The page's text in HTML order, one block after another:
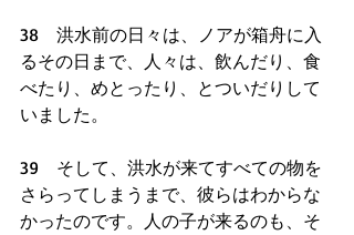
38　洪水前の日々は、ノアが箱舟に入
るその日まで、人々は、飲んだり、食
べたり、めとったり、とついだりして
いました。
39　そして、洪水が来てすべての物を
さらってしまうまで、彼らはわからな
かったのです。人の子が来るのも、そ